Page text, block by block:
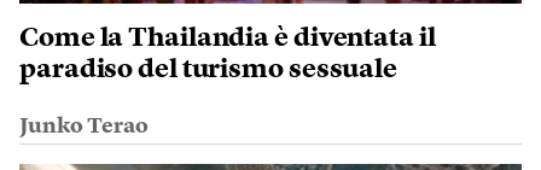
Come la Thailandia è diventata il
paradiso del turismo sessuale
Junko Terao